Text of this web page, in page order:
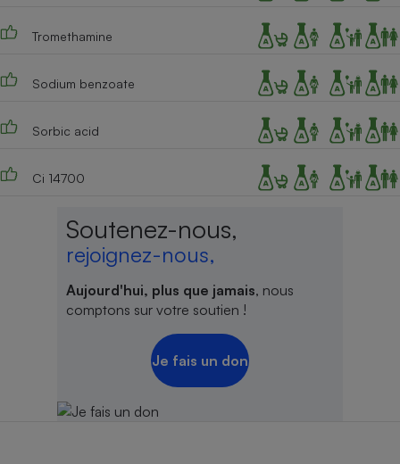
Tromethamine
Sodium benzoate
Sorbic acid
Ci 14700
Soutenez-nous,
rejoignez-nous,
Aujourd'hui, plus que jamais, nous
comptons sur votre soutien !
Je fais un don